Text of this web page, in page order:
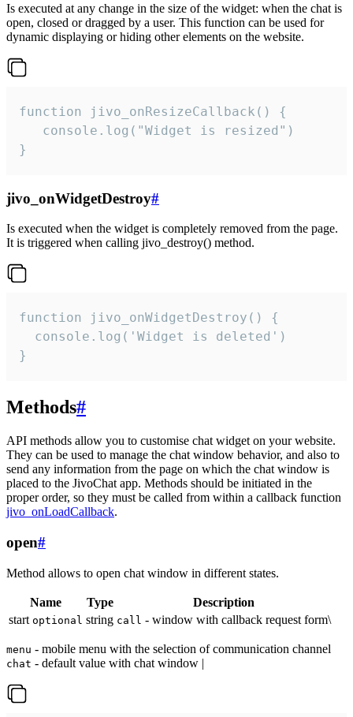
Is executed at any change in the size of the widget: when the chat is
open, closed or dragged by a user. This function can be used for
dynamic displaying or hiding other elements on the website.
function jivo_onResizeCallback() {
   console.log("Widget is resized")
}
jivo_onWidgetDestroy#
Is executed when the widget is completely removed from the page.
It is triggered when calling jivo_destroy() method.
function jivo_onWidgetDestroy() {
  console.log('Widget is deleted')
}
Methods#
API methods allow you to customise chat widget on your website.
They can be used to manage the chat window behavior, and also to
send any information from the page on which the chat window is
placed to the JivoChat app. Methods should be initiated in the
proper order, so they must be called from within a callback function
jivo_onLoadCallback.
open#
Method allows to open chat window in different states.
Name Type
Description
start optional string call - window with callback request form\
menu - mobile menu with the selection of communication channel
chat - default value with chat window |